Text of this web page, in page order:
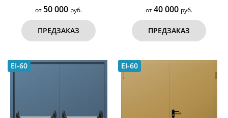
от 50 000 руб.
ПРЕДЗАКАЗ
от40 000 руб.
ПРЕДЗАКАЗ
EI-60 EI-60